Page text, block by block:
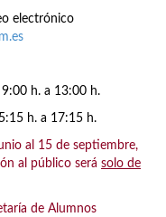
electrónico
h. a 13:00 h.
h. a 17:15 h.
al 15 de septiembre,
al público será solo de
de Alumnos